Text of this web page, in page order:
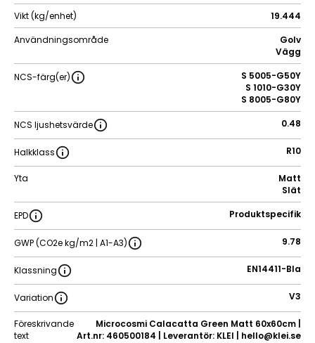
Vikt (kg/enhet)
19.444
Användningsområde
Golv
Vägg
NCS-färg(er)
S 5005-G50Y
S 1010-G30Y
S 8005-G80Y
NCS ljushetsvärde 0.48
Halkklass R10
Yta
Matt
Slät
EPD Produktspecifik
GWP (CO2e kg/m2 | A1-A3) 9.78
Klassning EN14411-BIa
Variation V3
Föreskrivande
text
Microcosmi Calacatta Green Matt 60x60cm |
Art.nr: 460500184 | Leverantör: KLEI | hello@klei.se